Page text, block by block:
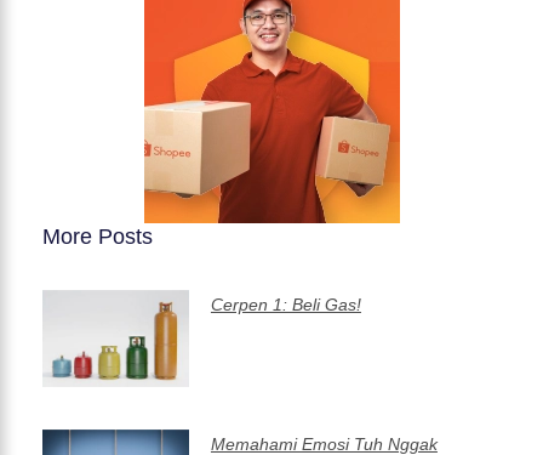
More Posts
Cerpen 1: Beli Gas!
Memahami Emosi Tuh Nggak